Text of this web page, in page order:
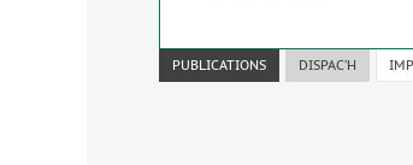
PUBLICATIONS DISPAC’H